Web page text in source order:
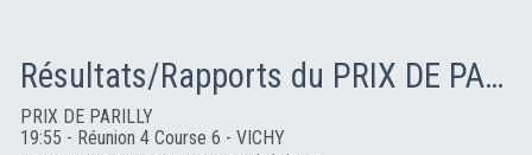
Résultats/Rapports du PRIX DE PARILLY
PRIX DE PARILLY
19:55 - Réunion 4 Course 6 - VICHY